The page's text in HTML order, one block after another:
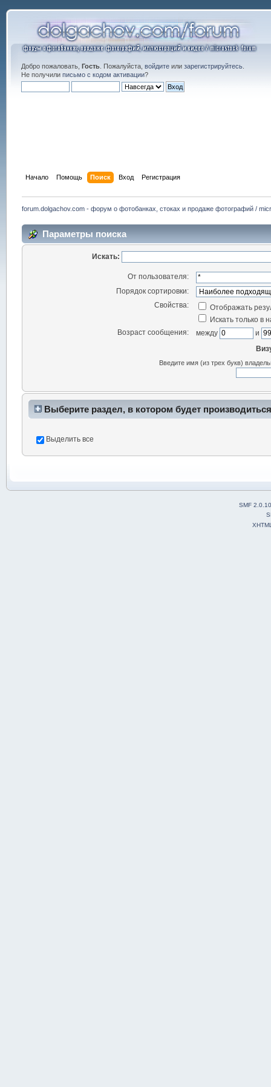
Добро пожаловать, Гость. Пожалуйста, войдитеили зарегистрируйтесь.
Не получили письмо с кодом активации?
Начало Помощь Поиск Вход Регистрация
forum.dolgachov.com - форум о фотобанках, стоках и продаже фотографий /
Параметры поиска
Искать:
От пользователя:
Порядок сортировки:
Свойства:
Отображать
Искать только в
Возраст сообщения:
между
и
Введите имя (из трех букв)
Выберите раздел, в котором будет
Выделить все
SMF